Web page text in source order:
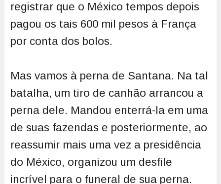
registrar que o México tempos depois
pagou os tais 600 mil pesos à França
por conta dos bolos.
Mas vamos à perna de Santana. Na tal
batalha, um tiro de canhão arrancou a
perna dele. Mandou enterrá-la em uma
de suas fazendas e posteriormente, ao
reassumir mais uma vez a presidência
do México, organizou um desfile
incrível para o funeral de sua perna.